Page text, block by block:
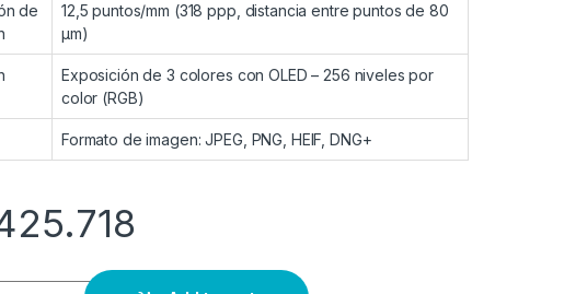
de
12,5 puntos/mm (318 ppp, distancia entre puntos de 80
μm)
Exposición de 3 colores con OLED – 256 niveles por
color (RGB)
Formato de imagen: JPEG, PNG, HEIF, DNG+